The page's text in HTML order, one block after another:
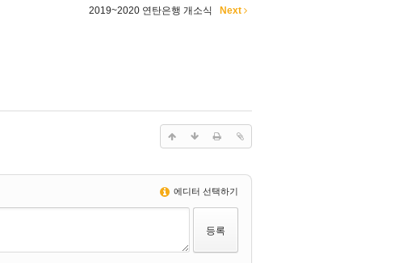
2019~2020 연탄은행 개소식 Next
에디터 선택하기